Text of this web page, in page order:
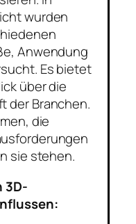
wurden
Anwendung
Es bietet
über die
der Branchen.
die
sie stehen.
3D-